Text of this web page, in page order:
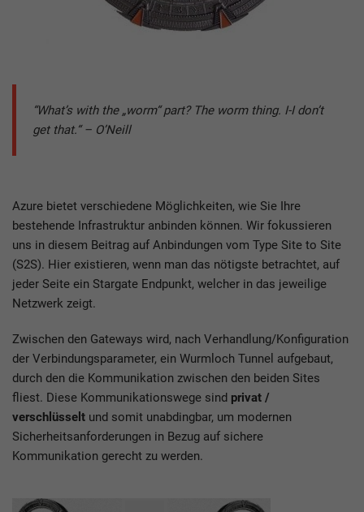
“What’s with the „worm“ part? The worm thing. I-I don’t
get that.“ – O’Neill
Azure bietet verschiedene Möglichkeiten, wie Sie Ihre
bestehende Infrastruktur anbinden können. Wir fokussieren
uns in diesem Beitrag auf Anbindungen vom Type Site to Site
(S2S). Hier existieren, wenn man das nötigste betrachtet, auf
jeder Seite ein Stargate Endpunkt, welcher in das jeweilige
Netzwerk zeigt.
Zwischen den Gateways wird, nach Verhandlung/Konfiguration
der Verbindungsparameter, ein Wurmloch Tunnel aufgebaut,
durch den die Kommunikation zwischen den beiden Sites
fliest. Diese Kommunikationswege sind privat /
verschlüsselt und somit unabdingbar, um modernen
Sicherheitsanforderungen in Bezug auf sichere
Kommunikation gerecht zu werden.